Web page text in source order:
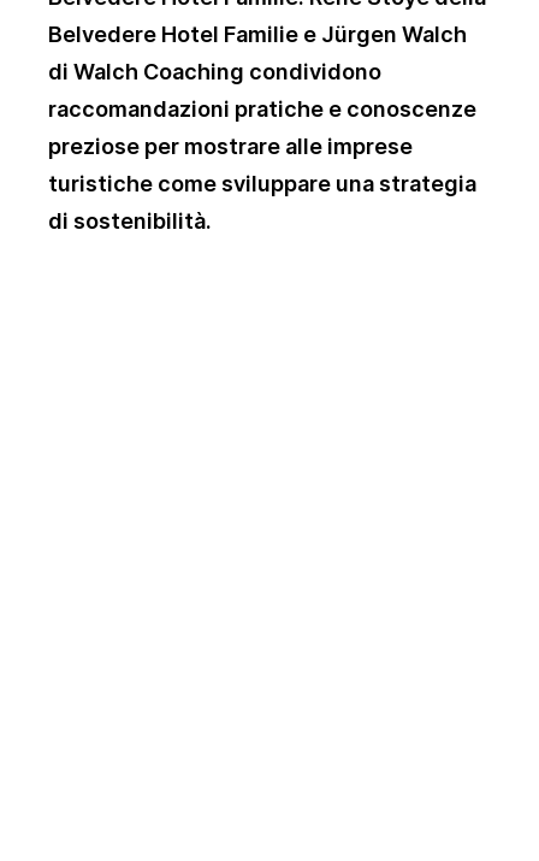
Belvedere Hotel Familie e Jürgen Walch
di Walch Coaching condividono
raccomandazioni pratiche e conoscenze
preziose per mostrare alle imprese
turistiche come sviluppare una strategia
di sostenibilità.